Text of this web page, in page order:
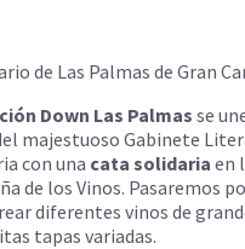
de Las Palmas de Gran
Down Las Palmas se
majestuoso Gabinete
con una cata solidaria en
de los Vinos. Pasaremos
diferentes vinos de
tapas variadas.